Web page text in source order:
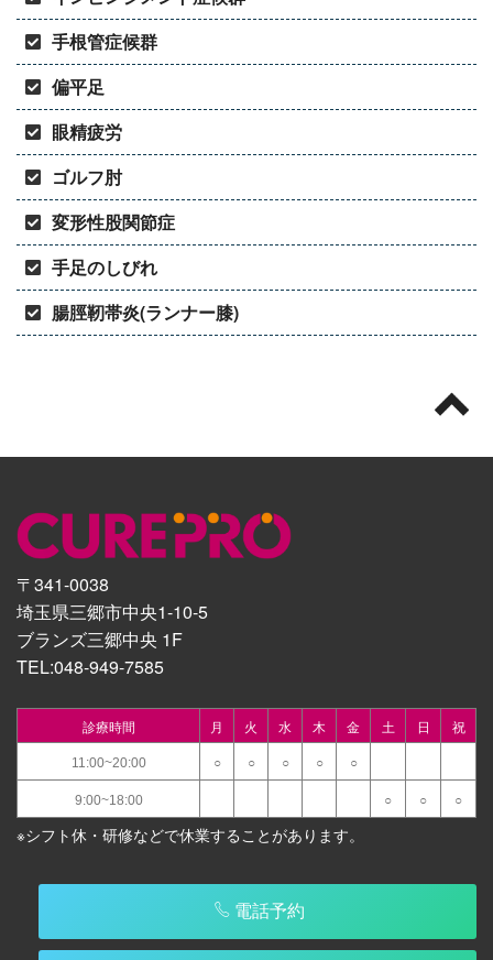
手根管症候群
偏平足
眼精疲労
ゴルフ肘
変形性股関節症
手足のしびれ
腸脛靭帯炎(ランナー膝)
〒341-0038
埼玉県三郷市中央1-10-5
ブランズ三郷中央 1F
TEL:048-949-7585
診療時間 月 火 水 木 金 土 日 祝
11:00~20:00 ○ ○ ○ ○ ○
9:00~18:00 ○ ○ ○
※シフト休・研修などで休業することがあります。
電話予約